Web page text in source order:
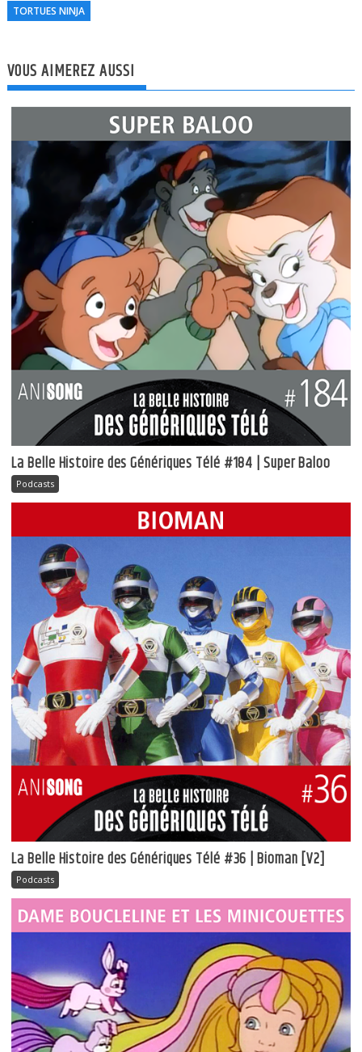
TORTUES NINJA
VOUS AIMEREZ AUSSI
La Belle Histoire des Génériques Télé #184 | Super Baloo
Podcasts
La Belle Histoire des Génériques Télé #36 | Bioman [V2]
Podcasts